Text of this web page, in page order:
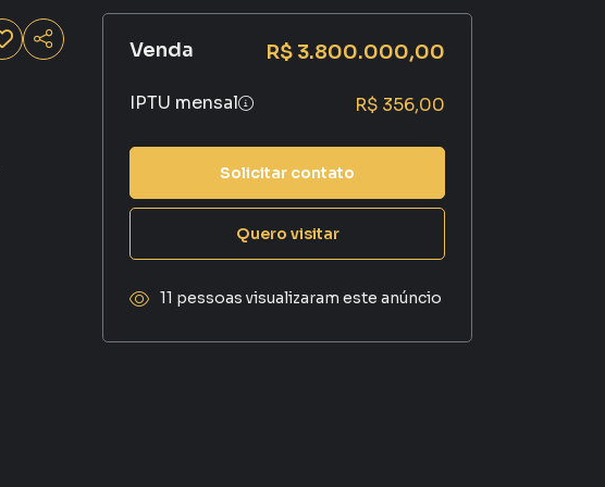
Venda R$ 3.800.000,00
IPTU mensal R$ 356,00
Solicitar contato
Quero visitar
11 pessoas visualizaram este anúncio